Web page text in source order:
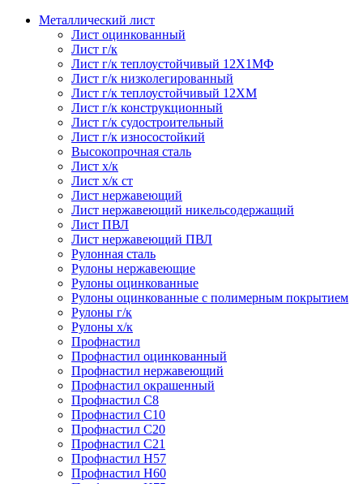
Металлический лист
Лист оцинкованный
Лист г/к
Лист г/к теплоустойчивый 12Х1МФ
Лист г/к низколегированный
Лист г/к теплоустойчивый 12ХМ
Лист г/к конструкционный
Лист г/к судостроительный
Лист г/к износостойкий
Высокопрочная сталь
Лист х/к
Лист х/к ст
Лист нержавеющий
Лист нержавеющий никельсодержащий
Лист ПВЛ
Лист нержавеющий ПВЛ
Рулонная сталь
Рулоны нержавеющие
Рулоны оцинкованные
Рулоны оцинкованные с полимерным покрытием
Рулоны г/к
Рулоны х/к
Профнастил
Профнастил оцинкованный
Профнастил нержавеющий
Профнастил окрашенный
Профнастил С8
Профнастил С10
Профнастил С20
Профнастил С21
Профнастил Н57
Профнастил Н60